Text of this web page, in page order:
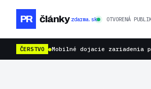
PR články zdarma.sk OTVORENÁ
ČERSTVO ●Mobilné dojacie zariadenia